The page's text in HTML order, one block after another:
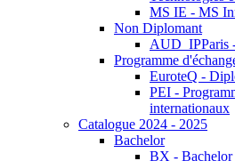
MS IE - MS
Non Diplomant
AUD_IPParis
Programme
EuroteQ -
PEI -
internationaux
Catalogue 2024 - 2025
Bachelor
BX - Bachelor